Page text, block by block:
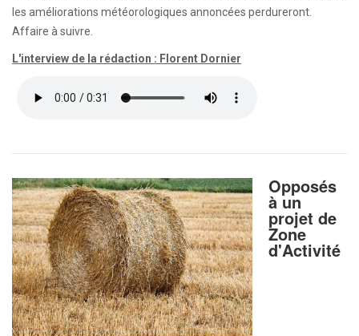
les améliorations météorologiques annoncées perdureront.
Affaire à suivre.
L'interview de la rédaction : Florent Dornier
Opposés
à un
projet de
Zone
d'Activité